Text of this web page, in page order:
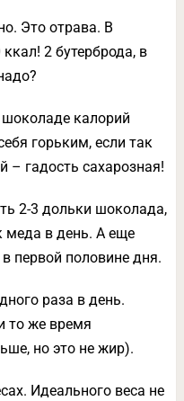
Это отрава. В
2 бутерброда, в
калорий
горьким, если так
– гадость сахарозная!
2-3 дольки шоколада,
меда в день. А еще
первой половине дня.
раза в день.
то же время
но это не жир).
Идеального веса не